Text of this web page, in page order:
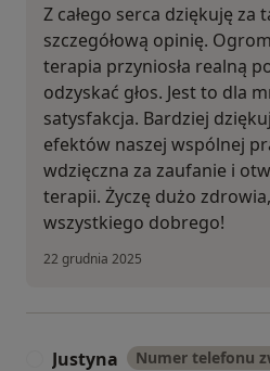
Z całego serca dziękuję za
szczegółową opinię.
terapia przyniosła realną
odzyskać głos. Jest to dla
satysfakcja. Bardziej
efektów naszej wspólnej
wdzięczna za zaufanie i
terapii. Życzę dużo
wszystkiego dobrego!
22 grudnia 2025
Justyna Numer telefonu